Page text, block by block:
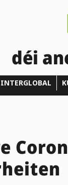
déi
INTERGLOBAL